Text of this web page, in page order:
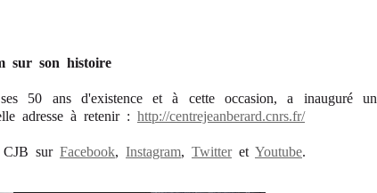
sur son histoire
50 ans d'existence et à cette occasion, a inauguré un
adresse à retenir : http://centrejeanberard.cnrs.fr/
CJB sur Facebook, Instagram, Twitteret Youtube.